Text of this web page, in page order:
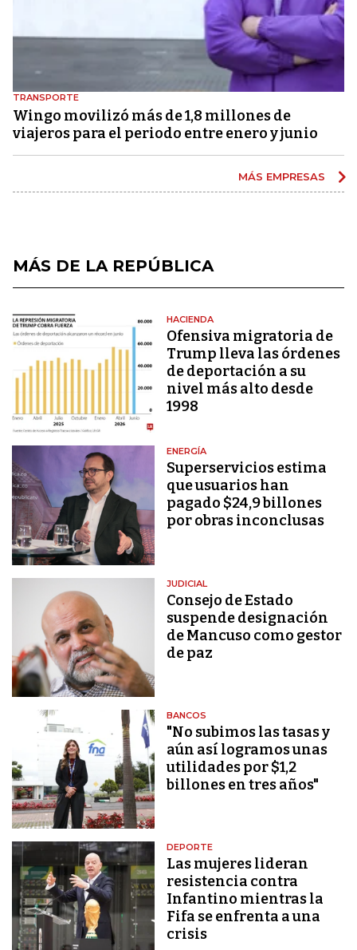
TRANSPORTE
Wingo movilizó más de 1,8 millones de
viajeros para el periodo entre enero y junio
MÁS EMPRESAS
MÁS DE LA REPÚBLICA
HACIENDA
Ofensiva migratoria de
Trump lleva las órdenes
de deportación a su
nivel más alto desde
1998
ENERGÍA
Superservicios estima
que usuarios han
pagado $24,9 billones
por obras inconclusas
JUDICIAL
Consejo de Estado
suspende designación
de Mancuso como gestor
de paz
BANCOS
"No subimos las tasas y
aún así logramos unas
utilidades por $1,2
billones en tres años"
DEPORTE
Las mujeres lideran
resistencia contra
Infantino mientras la
Fifa se enfrenta a una
crisis